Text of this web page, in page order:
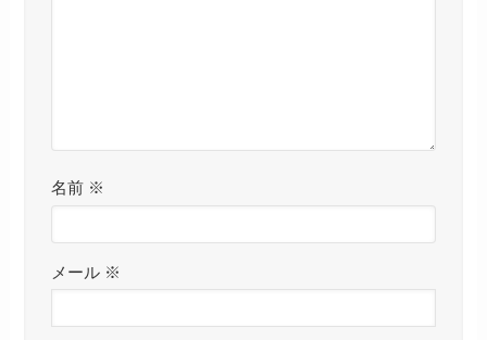
名前 ※
メール ※